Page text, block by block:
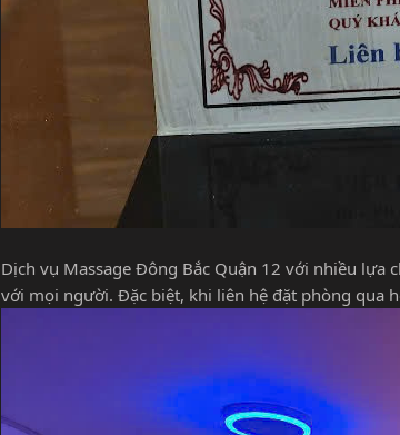
Dịch vụ Massage Đông Bắc Quận 12 với nhiều lựa
với mọi người. Đặc biệt, khi liên hệ đặt phòng qua